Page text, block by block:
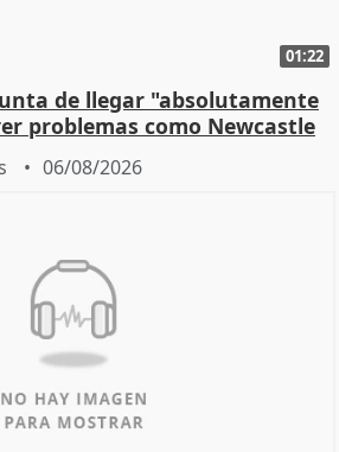
01:22
de llegar "absolutamente
problemas como Newcastle
06/08/2026